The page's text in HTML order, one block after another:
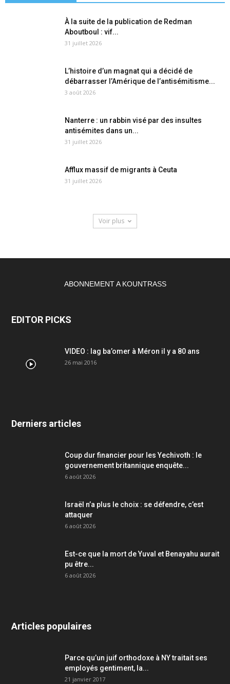
À la suite de la publication de Redman
Aboutboul : vif...
31 juillet 2026
L’histoire d’un magnat qui a décidé de
débarrasser l’Amérique de l’antisémitisme...
3 août 2026
Nanterre : un rabbin visé par des insultes
antisémites dans un...
31 juillet 2026
Afflux massif de migrants à Ceuta
31 juillet 2026
Voir plus
ABONNEMENT A KOUNTRASS
EDITOR PICKS
VIDEO : lag ba’omer à Méron il y a 80 ans
26 mai 2016
Derniers articles
Coup dur financier pour les Yechivoth : le
gouvernement britannique enquête...
6 août 2026
Israël n’a plus le choix : se défendre, c’est
attaquer
6 août 2026
Est-ce que la mort de Yuval et Benayahu aurait
pu être...
6 août 2026
Articles populaires
Parce qu’un juif orthodoxe à NY traitait ses
employés gentiment, la...
21 janvier 2017